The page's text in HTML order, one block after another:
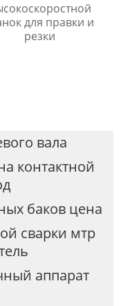
для правки и
резки
вала
контактной
баков цена
сварки мтр
аппарат